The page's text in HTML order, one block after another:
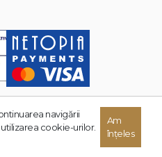
Toate drepturile rezervate.
navigării
cookie-urilor.
Am
înțeles